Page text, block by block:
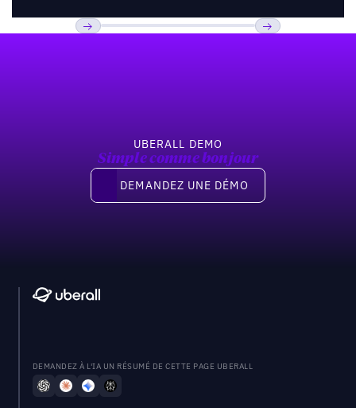
UBERALL DEMO
Simple comme bonjour
Demandez une démo
DEMANDEZ UNE DÉMO
DEMANDEZ À L'IA UN RÉSUMÉ DE CETTE PAGE UBERALL